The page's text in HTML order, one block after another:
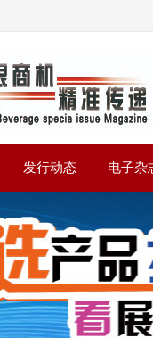
发行动态 电子杂